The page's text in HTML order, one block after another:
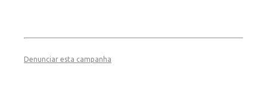
Denunciar esta campanha